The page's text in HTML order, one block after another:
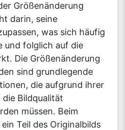
Größenänderung
darin, seine
was sich häufig
und folglich auf die
Die Größenänderung
sind grundlegende
die aufgrund ihrer
Bildqualität
müssen. Beim
Teil des Originalbilds